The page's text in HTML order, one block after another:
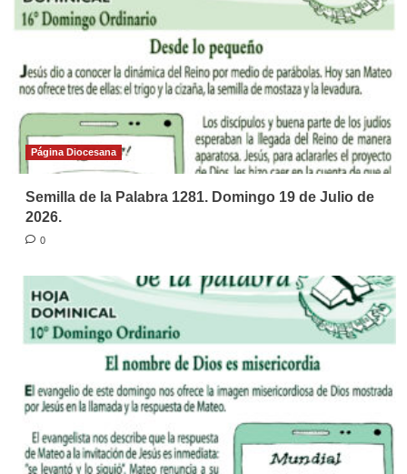
Página Diocesana
Semilla de la Palabra 1281. Domingo 19 de Julio de
2026.
0